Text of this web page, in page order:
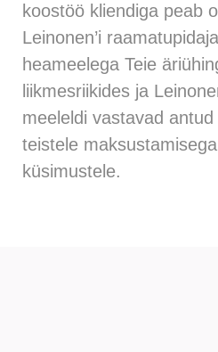
koostöö kliendiga peab
Leinonen’i
heameelega Teie
liikmesriikides ja
meeleldi vastavad
teistele
küsimustele.